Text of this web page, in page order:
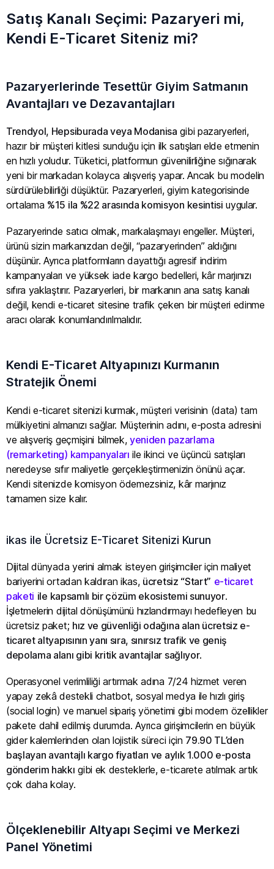
Satış Kanalı Seçimi: Pazaryeri mi,
Kendi E-Ticaret Siteniz mi?
Pazaryerlerinde Tesettür Giyim Satmanın
Avantajları ve Dezavantajları
Trendyol, Hepsiburada veya Modanisa gibi pazaryerleri,
hazır bir müşteri kitlesi sunduğu için ilk satışları elde etmenin
en hızlı yoludur. Tüketici, platformun güvenilirliğine sığınarak
yeni bir markadan kolayca alışveriş yapar. Ancak bu modelin
sürdürülebilirliği düşüktür. Pazaryerleri, giyim kategorisinde
ortalama %15 ila %22 arasında komisyon kesintisi uygular.
Pazaryerinde satıcı olmak, markalaşmayı engeller. Müşteri,
ürünü sizin markanızdan değil, “pazaryerinden” aldığını
düşünür. Ayrıca platformların dayattığı agresif indirim
kampanyaları ve yüksek iade kargo bedelleri, kâr marjınızı
sıfıra yaklaştırır. Pazaryerleri, bir markanın ana satış kanalı
değil, kendi e-ticaret sitesine trafik çeken bir müşteri edinme
aracı olarak konumlandırılmalıdır.
Kendi E-Ticaret Altyapınızı Kurmanın
Stratejik Önemi
Kendi e-ticaret sitenizi kurmak, müşteri verisinin (data) tam
mülkiyetini almanızı sağlar. Müşterinin adını, e-posta adresini
ve alışveriş geçmişini bilmek,yeniden pazarlama
(remarketing) kampanyaları ile ikinci ve üçüncü satışları
neredeyse sıfır maliyetle gerçekleştirmenizin önünü açar.
Kendi sitenizde komisyon ödemezsiniz, kâr marjınız
tamamen size kalır.
ikas ile Ücretsiz E-Ticaret Sitenizi Kurun
Dijital dünyada yerini almak isteyen girişimciler için maliyet
bariyerini ortadan kaldıran ikas, ücretsiz “Start” e-ticaret
paketi ile kapsamlı bir çözüm ekosistemi sunuyor.
İşletmelerin dijital dönüşümünü hızlandırmayı hedefleyen bu
ücretsiz paket; hız ve güvenliği odağına alan ücretsiz e-
ticaret altyapısının yanı sıra, sınırsız trafik ve geniş
depolama alanı gibi kritik avantajlar sağlıyor.
Operasyonel verimliliği artırmak adına 7/24 hizmet veren
yapay zekâ destekli chatbot, sosyal medya ile hızlı giriş
(social login) ve manuel sipariş yönetimi gibi modern özellikler
pakete dahil edilmiş durumda. Ayrıca girişimcilerin en büyük
gider kalemlerinden olan lojistik süreci için 79.90 TL’den
başlayan avantajlı kargo fiyatları ve aylık 1.000 e-posta
gönderim hakkı gibi ek desteklerle, e-ticarete atılmak artık
çok daha kolay.
Ölçeklenebilir Altyapı Seçimi ve Merkezi
Panel Yönetimi